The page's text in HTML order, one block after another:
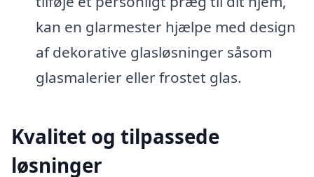
kan en glarmester hjælpe med design
af dekorative glasløsninger såsom
glasmalerier eller frostet glas.
Kvalitet og tilpassede
løsninger